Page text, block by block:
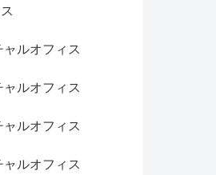
ルオフィス
ルオフィス
ルオフィス
ルオフィス